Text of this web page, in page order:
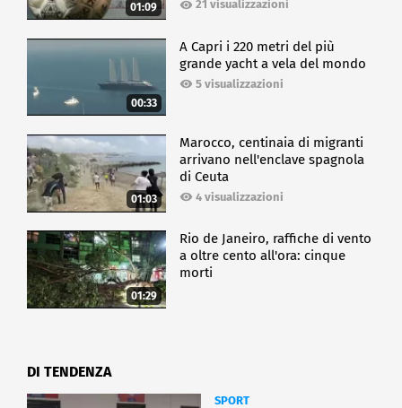
01:09 21 visualizzazioni
00:33
A Capri i 220 metri del più
grande yacht a vela del mondo
5 visualizzazioni
01:03
Marocco, centinaia di migranti
arrivano nell'enclave spagnola
di Ceuta
4 visualizzazioni
01:29
Rio de Janeiro, raffiche di vento
a oltre cento all'ora: cinque
morti
DI TENDENZA
SPORT